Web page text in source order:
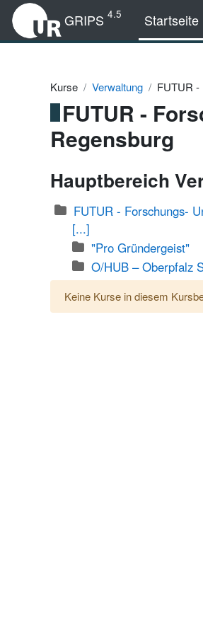
Zum Hauptinhalt
GRIPS 4.5 Startseite
Kurse Verwaltung FUTUR -
FUTUR -
Regensburg
Hauptbereich
FUTUR - Forschungs-
[...]
"Pro Gründergeist"
O/HUB – Oberpfalz
Keine Kurse in diesem